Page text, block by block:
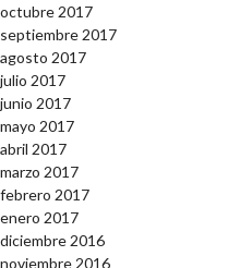
octubre 2017
septiembre 2017
agosto 2017
julio 2017
junio 2017
mayo 2017
abril 2017
marzo 2017
febrero 2017
enero 2017
diciembre 2016
noviembre 2016